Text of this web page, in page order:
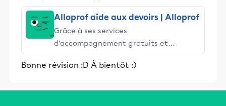
Alloprof aide aux devoirs | Alloprof
Grâce à ses services
d’accompagnement gratuits et
stimulants, Alloprof engage les élèves
et leurs parents dans la réussite
Bonne révision :D À bientôt :)